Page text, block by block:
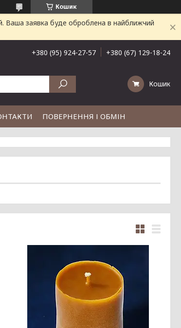
Кошик
Ваша заявка буде оброблена в найближчий
+380 (95) 924-27-57 +380 (67) 129-18-24
Кошик
ПОВЕРНЕННЯ І ОБМІН